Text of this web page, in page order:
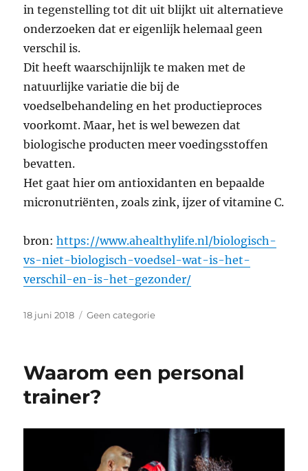
in tegenstelling tot dit uit blijkt uit alternatieve
onderzoeken dat er eigenlijk helemaal geen
verschil is.
Dit heeft waarschijnlijk te maken met de
natuurlijke variatie die bij de
voedselbehandeling en het productieproces
voorkomt. Maar, het is wel bewezen dat
biologische producten meer voedingsstoffen
bevatten.
Het gaat hier om antioxidanten en bepaalde
micronutriënten, zoals zink, ijzer of vitamine C.
bron:https://www.ahealthylife.nl/biologisch-
vs-niet-biologisch-voedsel-wat-is-het-
verschil-en-is-het-gezonder/
Geplaatst
18 juni 2018 Categorieën
Geen categorie
Waarom een personal
trainer?